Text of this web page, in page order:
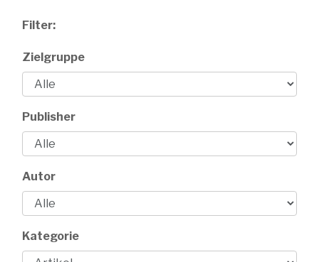
Filter:
Zielgruppe
Publisher
Autor
Kategorie